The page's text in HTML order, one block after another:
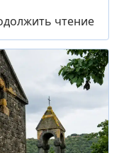
чтение